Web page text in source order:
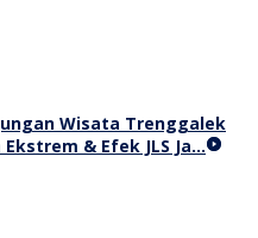
Wisata Trenggalek
& Efek JLS Ja…